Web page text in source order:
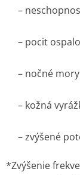
–
– pocit
– nočné mory
– kožná
– zvýšené
*Zvýšenie